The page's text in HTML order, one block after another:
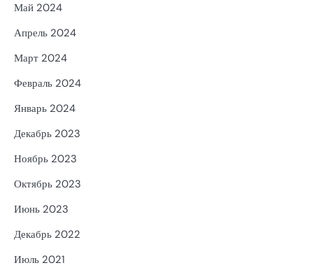
Май 2024
Апрель 2024
Март 2024
Февраль 2024
Январь 2024
Декабрь 2023
Ноябрь 2023
Октябрь 2023
Июнь 2023
Декабрь 2022
Июль 2021